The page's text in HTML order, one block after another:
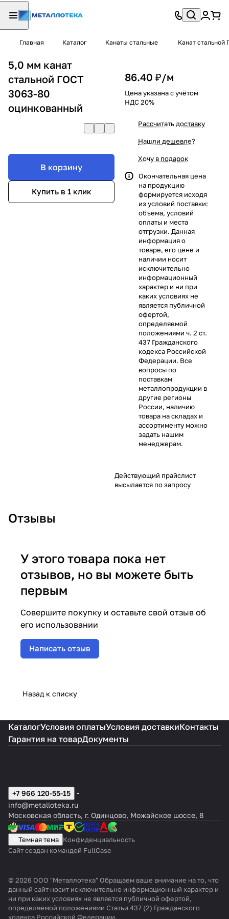
Главная Каталог Канаты стальные Канат стальной
5,0 мм канат
стальной ГОСТ
3063-80
оцинкованный
В корзину
Купить в 1 клик
86.40 ₽/м
Цена указана с учётом
НДС 20%
Рассчитать доставку
Нашли дешевле?
Хочу в подарок
Окончательная цена
на продукцию
формируется исходя
из условий поставки:
объема, условий
оплаты и места
отгрузки. Данная
информация о
товаре, его цене и
наличии носит
исключительно
информационный
характер и ни при
каких условиях не
является публичной
офертой,
определяемой
положениями ч. 2 ст.
437 Гражданского
кодекса Российской
Федерации. Все
вопросы по
поставкам
металлопродукции в
другие регионы
России, наличию
товара на складах и
ассортименту можно
задать нашим
менеджерам.
Действующий прайслист
высылается по запросу
Отзывы
У этого товара пока нет
отзывов, но вы можете быть
первым
Совершите покупку и оставьте свой отзыв об
его использовании
Написать отзыв
Назад к списку
КаталогУсловия оплатыУсловия доставкиКонтакты
Гарантия на товарДокументы
+7 966 120-55-15
info@metalloteka.ru
Московская область, г. Одинцово, Можайское шоссе, 8
Темная тема Конфиденциальность
Сайт создан командой FullCase
© 2026 ООО "Металлотека" Обращаем ваше внимание на то, что
данный сайт носит исключительно информационный характер и
ни при каких условиях не является публичной офертой,
определяемой положениями Статьи 437 (2) Гражданского
кодекса Российской Федерации.